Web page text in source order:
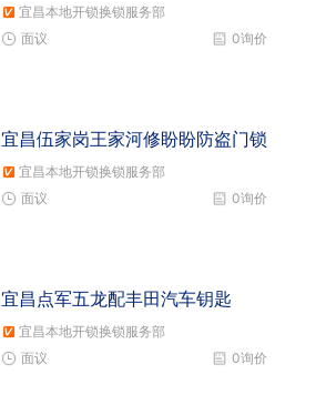
宜昌本地开锁换锁服务部
0询价
面议
宜昌伍家岗王家河修盼盼防盗门锁
宜昌本地开锁换锁服务部
0询价
面议
宜昌点军五龙配丰田汽车钥匙
宜昌本地开锁换锁服务部
0询价
面议